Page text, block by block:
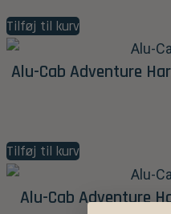
Tilføj til kurv
Alu-Cab Adventure
Tilføj til kurv
Alu-Cab Adventure